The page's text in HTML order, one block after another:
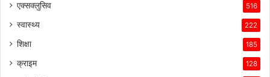
एक्सक्लुसिव 516
स्वास्थ्य 222
शिक्षा 185
क्राइम 128